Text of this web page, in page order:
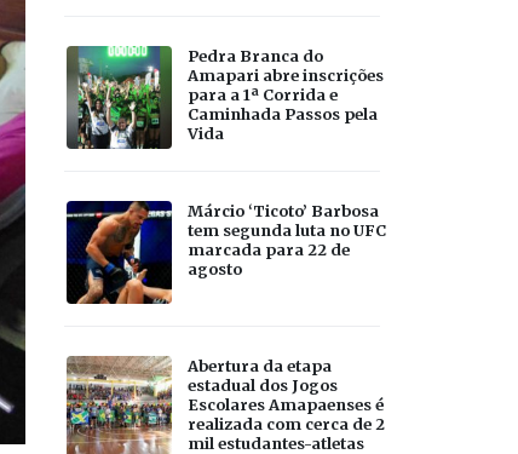
Pedra Branca do
Amapari abre inscrições
para a 1ª Corrida e
Caminhada Passos pela
Vida
Márcio ‘Ticoto’ Barbosa
tem segunda luta no UFC
marcada para 22 de
agosto
Abertura da etapa
estadual dos Jogos
Escolares Amapaenses é
realizada com cerca de 2
mil estudantes-atletas